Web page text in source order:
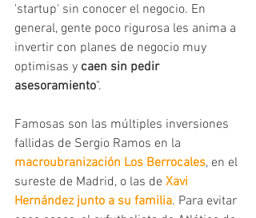
'startup' sin conocer el negocio. En
general, gente poco rigurosa les anima a
invertir con planes de negocio muy
optimisas y caen sin pedir
asesoramiento".
Famosas son las múltiples inversiones
fallidas de Sergio Ramos en la
macroubranización Los Berrocales, en el
sureste de Madrid, o las de Xavi
Hernández junto a su familia. Para evitar